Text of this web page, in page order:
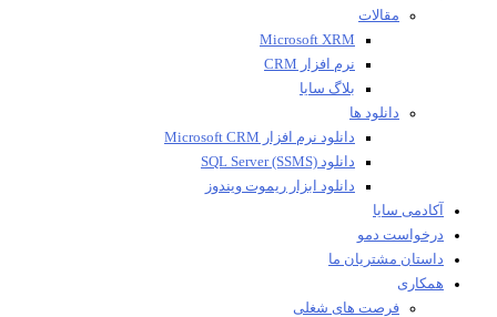
مقالات
Microsoft XRM
نرم افزار CRM
بلاگ سایا
دانلود ها
دانلود نرم افزار Microsoft CRM
دانلود SQL Server (SSMS)
دانلود ابزار ریموت ویندوز
آکادمی سایا
درخواست دمو
داستان مشتریان ما
همکاری
فرصت های شغلی